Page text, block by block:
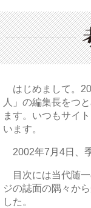
はじめまして。
人」の編集長をつ
ます。いつもサイ
います。
2002年7月4日、
目次には当代随一
ジの誌面の隅々か
した。